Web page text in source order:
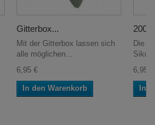
Gitterbox...
Mit der Gitterbox lassen sich
alle möglichen...
6,95 €
In den Warenkorb
200g
Die
Siku
6,95 €
In